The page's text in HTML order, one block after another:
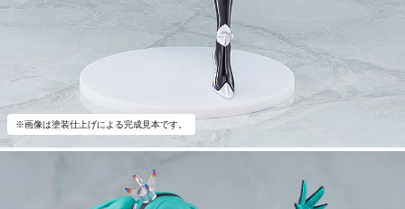
※画像は塗装仕上げによる完成見本です。